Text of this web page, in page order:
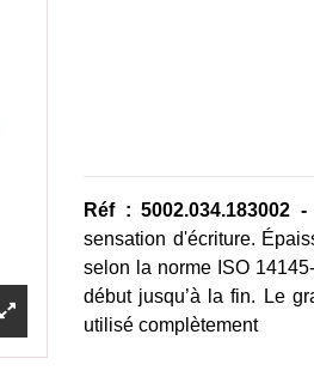
Réf : 5002.034.183002 -
sensation d'écriture.
selon la norme ISO
début jusqu’à la fin. Le
utilisé complètement